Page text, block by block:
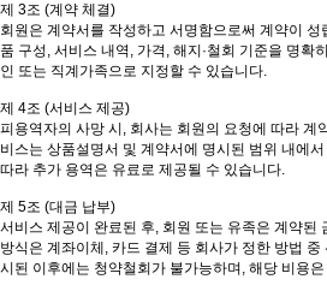
제 3조 (계약 체결)
회원은 계약서를 작성하고 서명함으로써 계약이
품 구성, 서비스 내역, 가격, 해지·철회 기준을 명확
인 또는 직계가족으로 지정할 수 있습니다.
제 4조 (서비스 제공)
피용역자의 사망 시, 회사는 회원의 요청에 따라 계
비스는 상품설명서 및 계약서에 명시된 범위 내에
따라 추가 용역은 유료로 제공될 수 있습니다.
제 5조 (대금 납부)
서비스 제공이 완료된 후, 회원 또는 유족은 계약된
방식은 계좌이체, 카드 결제 등 회사가 정한 방법
시된 이후에는 청약철회가 불가능하며, 해당 비용